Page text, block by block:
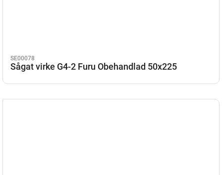
SE00078
Sågat virke G4-2 Furu Obehandlad 50x225